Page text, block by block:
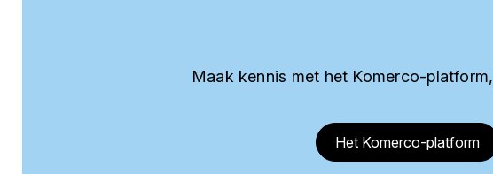
Maak kennis met het Komerco-
Het Komerco-platform